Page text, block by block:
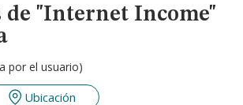
de "Internet Income"
por el usuario)
Ubicación